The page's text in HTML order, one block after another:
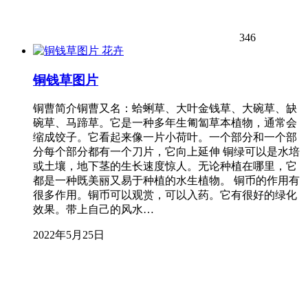
346
花卉
铜钱草图片
铜曹简介铜曹又名：蛤蜊草、大叶金钱草、大碗草、缺
碗草、马蹄草。它是一种多年生匍匐草本植物，通常会
缩成饺子。它看起来像一片小荷叶。一个部分和一个部
分每个部分都有一个刀片，它向上延伸 铜绿可以是水培
或土壤，地下茎的生长速度惊人。无论种植在哪里，它
都是一种既美丽又易于种植的水生植物。 铜币的作用有
很多作用。铜币可以观赏，可以入药。它有很好的绿化
效果。带上自己的风水…
2022年5月25日